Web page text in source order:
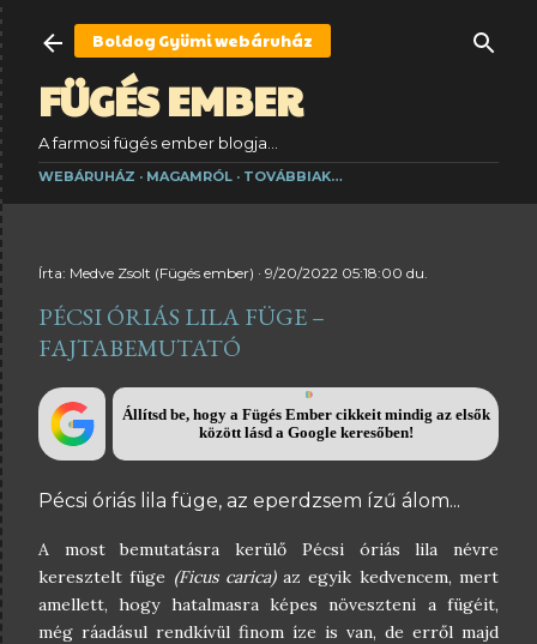
Ugrás a fő tartalomra
FÜGÉS EMBER
A farmosi fügés ember blogja...
Boldog Gyümiwebáruház
WEBÁRUHÁZ MAGAMRÓL TOVÁBBIAK…
Írta: Medve Zsolt (Fügés ember) 9/20/2022 05:18:00 du.
PÉCSI ÓRIÁS LILA FÜGE –
FAJTABEMUTATÓ
Állítsd be, hogy a Fügés Ember cikkeit mindig az elsők
között lásd a Google keresőben!
Pécsi óriás lila füge, az eperdzsem ízű álom...
A most bemutatásra kerülő Pécsi óriás lila névre
keresztelt füge (Ficus carica)az egyik kedvencem, mert
amellett, hogy hatalmasra képes növeszteni a fügéit,
még ráadásul rendkívül finom íze is van, de erről majd